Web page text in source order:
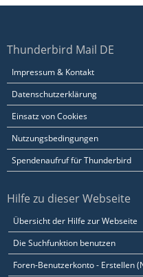
Thunderbird Mail DE
Impressum & Kontakt
Datenschutzerklärung
Einsatz von Cookies
Nutzungsbedingungen
Spendenaufruf für Thunderbird
Hilfe zu dieser Webseite
Übersicht der Hilfe zur Webseite
Die Suchfunktion benutzen
Foren-Benutzerkonto - Erstellen